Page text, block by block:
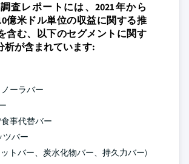
査レポートには、2021年から
億米ドル単位の収益に関する推
含む、以下のセグメントに関す
析が含まれています:
ーラバー
事代替バー
ツバー
トバー、炭水化物バー、持久力バー)